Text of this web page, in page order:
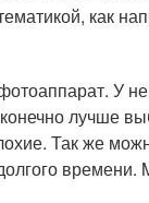
как
У
лучше
Так же
времени.